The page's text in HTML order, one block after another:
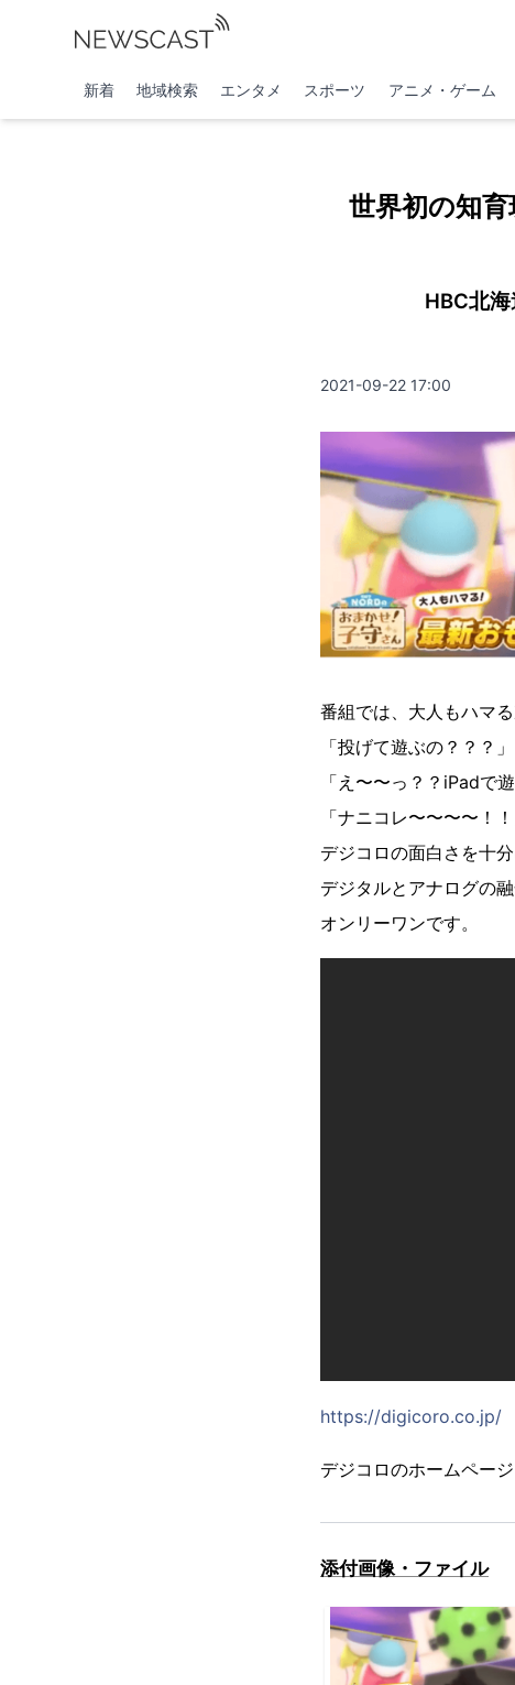
新着 地域検索 エンタメ スポーツ アニメ・ゲーム
世界初の知
HBC北
2021-09-22 17:00
番組では、大人もハマ
「投げて遊ぶの？？？」
「え〜〜っ？？iPadで
「ナニコレ〜〜〜〜！
デジコロの面白さを十
デジタルとアナログの
オンリーワンです。
https://digicoro.co.jp/
デジコロのホームペー
添付画像・ファイル